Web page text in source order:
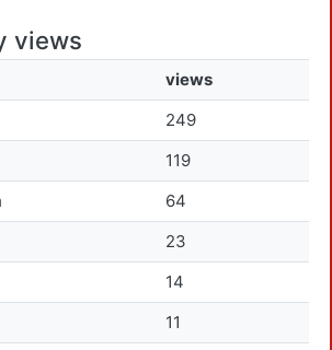
views
views
249
119
64
23
14
11